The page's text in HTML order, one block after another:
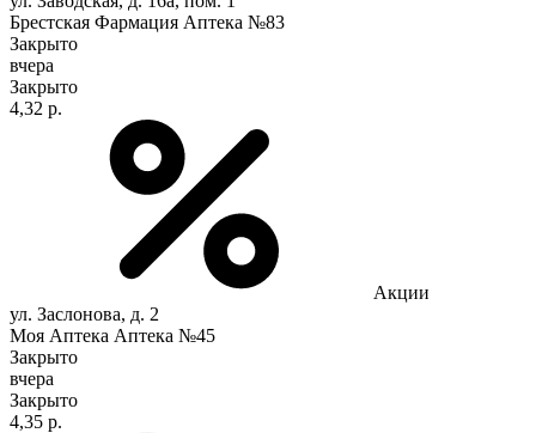
Брестская Фармация Аптека №83
Закрыто
вчера
Закрыто
4,32 р.
Акции
ул. Заслонова, д. 2
Моя Аптека Аптека №45
Закрыто
вчера
Закрыто
4,35 р.